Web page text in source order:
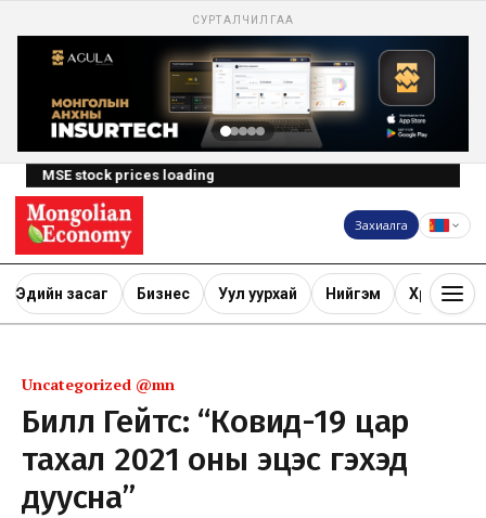
СУРТАЛЧИЛГАА
MSE stock prices loading
Захиалга
Эдийн засаг Бизнес Уул уурхай Нийгэм Хөрөнгө
Uncategorized @mn
Билл Гейтс: “Ковид-19 цар
тахал 2021 оны эцэс гэхэд
дуусна”